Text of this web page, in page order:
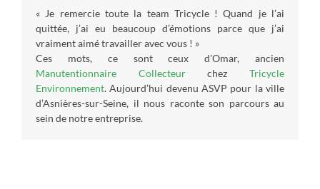
« Je remercie toute la team Tricycle ! Quand je l’ai
quittée, j’ai eu beaucoup d’émotions parce que j’ai
vraiment aimé travailler avec vous ! »
Ces mots, ce sont ceux d’Omar, ancien
Manutentionnaire CollecteurchezTricycle
Environnement. Aujourd’hui devenu ASVP pour la ville
d’Asnières-sur-Seine, il nous raconte son parcours au
sein de notre entreprise.